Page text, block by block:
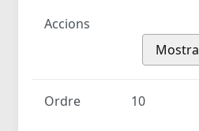
Accions
Mostra
Ordre 10